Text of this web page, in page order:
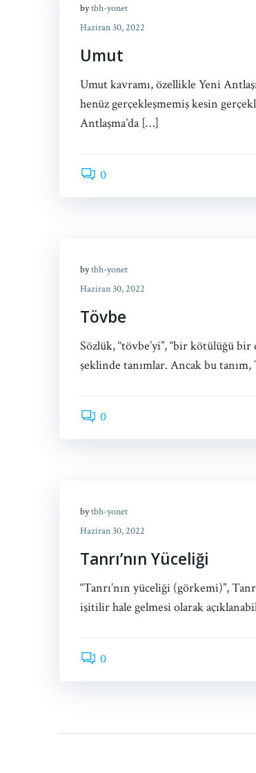
bytbh-yonet
Haziran 30, 2022
Umut
Umut kavramı, özellikle Yeni
henüz gerçekleşmemiş kesin
Antlaşma’da […]
0
bytbh-yonet
Haziran 30, 2022
Tövbe
Sözlük, “tövbe’yi”, “bir kötülüğü bir
şeklinde tanımlar. Ancak bu tanım,
0
bytbh-yonet
Haziran 30, 2022
Tanrı’nın Yüceliği
“Tanrı’nın yüceliği (görkemi)”,
işitilir hale gelmesi olarak
0